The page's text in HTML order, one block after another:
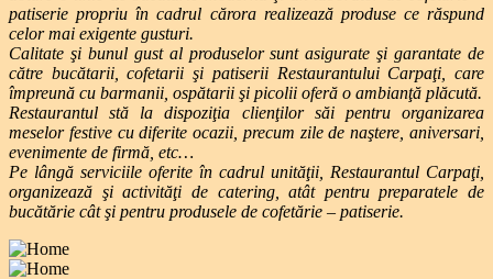
patiserie propriu în cadrul cărora realizează produse ce răspund
celor mai exigente gusturi.
Calitate şi bunul gust al produselor sunt asigurate şi garantate de
către bucătarii, cofetarii şi patiserii Restaurantului Carpaţi, care
împreună cu barmanii, ospătarii şi picolii oferă o ambianţă plăcută.
Restaurantul stă la dispoziţia clienţilor săi pentru organizarea
meselor festive cu diferite ocazii, precum zile de naştere, aniversari,
evenimente de firmă, etc…
Pe lângă serviciile oferite în cadrul unităţii, Restaurantul Carpaţi,
organizează şi activităţi de catering, atât pentru preparatele de
bucătărie cât şi pentru produsele de cofetărie – patiserie.